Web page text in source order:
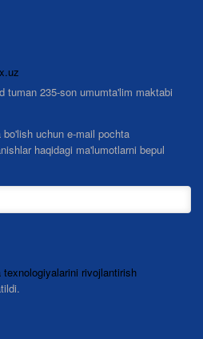
tuman 235-son umumta'lim maktabi
uchun e-mail pochta
haqidagi ma'lumotlarni bepul
rivojlantirish